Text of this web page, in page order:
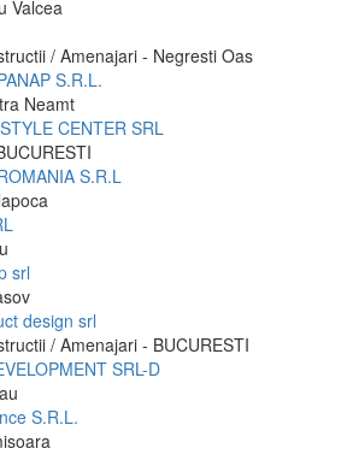
Valcea
/ Amenajari - Negresti Oas
S.R.L.
Neamt
CENTER SRL
S.R.L
srl
design srl
/ Amenajari - BUCURESTI
SRL-D
S.R.L.